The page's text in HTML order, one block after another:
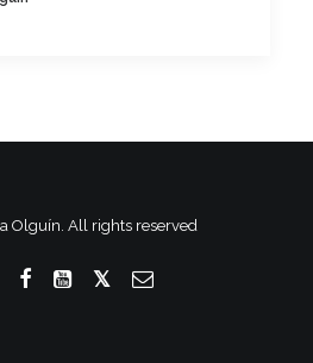
Olguín. All rights reserved